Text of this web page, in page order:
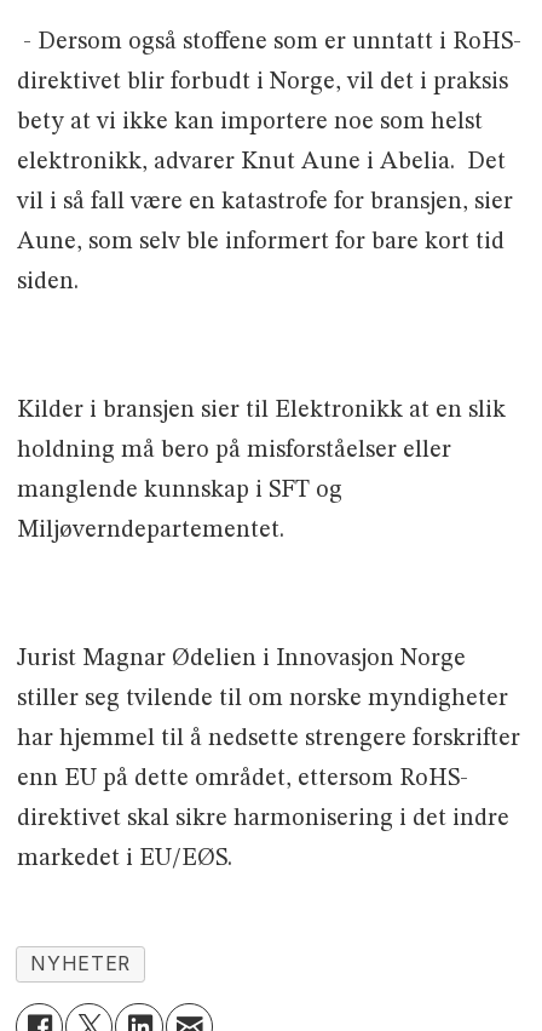
- Dersom også stoffene som er unntatt i RoHS-
direktivet blir forbudt i Norge, vil det i praksis
bety at vi ikke kan importere noe som helst
elektronikk, advarer Knut Aune i Abelia.  Det
vil i så fall være en katastrofe for bransjen, sier
Aune, som selv ble informert for bare kort tid
siden.
Kilder i bransjen sier til Elektronikk at en slik
holdning må bero på misforståelser eller
manglende kunnskap i SFT og
Miljøverndepartementet.
Jurist Magnar Ødelien i Innovasjon Norge
stiller seg tvilende til om norske myndigheter
har hjemmel til å nedsette strengere forskrifter
enn EU på dette området, ettersom RoHS-
direktivet skal sikre harmonisering i det indre
markedet i EU/EØS.
NYHETER